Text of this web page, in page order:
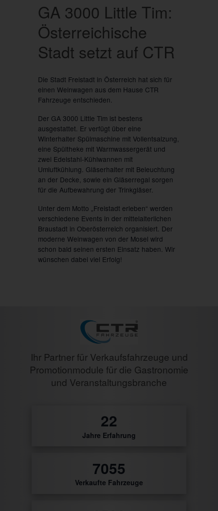
GA 3000 Little Tim:
Österreichische
Stadt setzt auf CTR
Die Stadt Freistadt in Österreich hat sich für
einen Weinwagen aus dem Hause CTR
Fahrzeuge entschieden.
Der GA 3000 Little Tim ist bestens
ausgestattet. Er verfügt über eine
Winterhalter Spülmaschine mit Vollentsalzung,
eine Spültheke mit Warmwassergerät und
zwei Edelstahl-Kühlwannen mit
Umluftkühlung. Gläserhalter mit Beleuchtung
an der Decke, sowie ein Gläserregal sorgen
für die Aufbewahrung der Trinkgläser.
Unter dem Motto „Freistadt erleben“ werden
verschiedene Events in der mittelalterlichen
Braustadt in Oberösterreich organisiert. Der
moderne Weinwagen von der Mosel wird
schon bald seinen ersten Einsatz haben. Wir
wünschen dabei viel Erfolg!
Ihr Partner für Verkaufsfahrzeuge und
Promotionmodule für die Gastronomie
und Veranstaltungsbranche
26
Jahre Erfahrung
8343
Verkaufte Fahrzeuge